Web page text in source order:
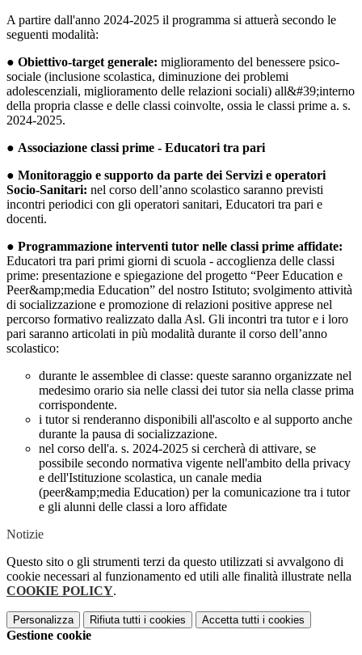
A partire dall'anno 2024-2025 il programma si attuerà secondo le
seguenti modalità:
● Obiettivo-target generale: miglioramento del benessere psico-
sociale (inclusione scolastica, diminuzione dei problemi
adolescenziali, miglioramento delle relazioni sociali) all&#39;interno
della propria classe e delle classi coinvolte, ossia le classi prime a. s.
2024-2025.
● Associazione classi prime - Educatori tra pari
● Monitoraggio e supporto da parte dei Servizi e operatori
Socio-Sanitari: nel corso dell’anno scolastico saranno previsti
incontri periodici con gli operatori sanitari, Educatori tra pari e
docenti.
● Programmazione interventi tutor nelle classi prime affidate:
Educatori tra pari primi giorni di scuola - accoglienza delle classi
prime: presentazione e spiegazione del progetto “Peer Education e
Peer&amp;media Education” del nostro Istituto; svolgimento attività
di socializzazione e promozione di relazioni positive apprese nel
percorso formativo realizzato dalla Asl. Gli incontri tra tutor e i loro
pari saranno articolati in più modalità durante il corso dell’anno
scolastico:
durante le assemblee di classe: queste saranno organizzate nel
medesimo orario sia nelle classi dei tutor sia nella classe prima
corrispondente.
i tutor si renderanno disponibili all'ascolto e al supporto anche
durante la pausa di socializzazione.
nel corso dell'a. s. 2024-2025 si cercherà di attivare, se
possibile secondo normativa vigente nell'ambito della privacy
e dell'Istituzione scolastica, un canale media
(peer&amp;media Education) per la comunicazione tra i tutor
e gli alunni delle classi a loro affidate
Notizie
Questo sito o gli strumenti terzi da questo utilizzati si avvalgono di
cookie necessari al funzionamento ed utili alle finalità illustrate nella
COOKIE POLICY.
Personalizza Rifiuta tutti i cookies Accetta tutti i cookies
Gestione cookie